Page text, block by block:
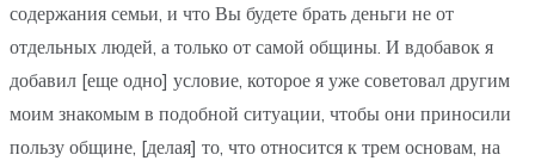
содержания семьи, и что Вы будете брать деньги не от
отдельных людей, а только от самой общины. И вдобавок я
добавил [еще одно] условие, которое я уже советовал другим
моим знакомым в подобной ситуации, чтобы они приносили
пользу общине, [делая] то, что относится к трем основам, на